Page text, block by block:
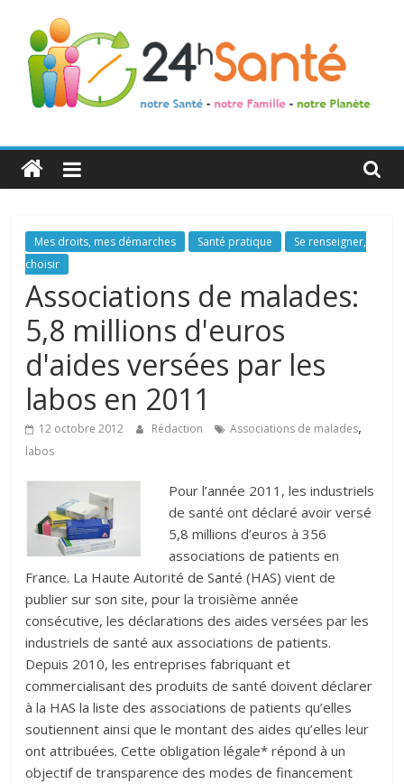
24h
Santé
La
santé
de
toute
famille
Mes droits, mes démarches Santé pratique
Se renseigner,
choisir
Associations de malades:
5,8 millions d'euros
d'aides versées par les
labos en 2011
12 octobre 2012 Rédaction Associations de malades,
labos
Pour l’année 2011, les industriels
de santé ont déclaré avoir versé
5,8 millions d’euros à 356
associations de patients en
France. La Haute Autorité de Santé (HAS) vient de
publier sur son site, pour la troisième année
consécutive, les déclarations des aides versées par les
industriels de santé aux associations de patients.
Depuis 2010, les entreprises fabriquant et
commercialisant des produits de santé doivent déclarer
à la HAS la liste des associations de patients qu’elles
soutiennent ainsi que le montant des aides qu’elles leur
ont attribuées. Cette obligation légale* répond à un
objectif de transparence des modes de financement